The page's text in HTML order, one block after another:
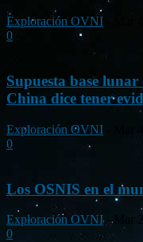
Exploración OVNI
0
Supuesta base
China dice tener
Exploración OVNI
0
Los OSNIS en el
Exploración OVNI - Mar
0